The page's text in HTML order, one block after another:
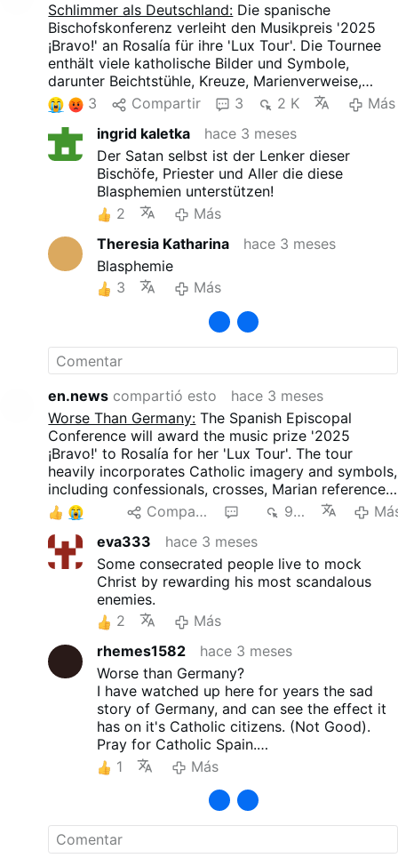
Schlimmer als Deutschland: Die spanische
Bischofskonferenz verleiht den Musikpreis '2025
¡Bravo!' an Rosalía für ihre 'Lux Tour'. Die Tournee
enthält viele katholische Bilder und Symbole,
darunter Beichtstühle, Kreuze, Marienverweise,
Prozessionen und eine Bühnenversion des riesigen
Weihrauchfasses von Santiago de Compostela.
Diese Elemente werden mit Nachtclub-Ästhetik,
sexueller Provokation und Neuinterpretationen
religiöser Themen kombiniert.
3 Compartir 3 2 K
Más
ingrid kaletka
hace 3 meses
Der Satan selbst ist der Lenker dieser
Bischöfe, Priester und Aller die diese
Blasphemien unterstützen!
2
Más
Theresia Katharina
hace 3 meses
Blasphemie
3
Más
en.news compartió esto
hace 3 meses
Worse Than Germany: The Spanish Episcopal
Conference will award the music prize '2025
¡Bravo!' to Rosalía for her 'Lux Tour'. The tour
heavily incorporates Catholic imagery and symbols,
including confessionals, crosses, Marian references,
processions, and a stage version of the huge
incense burner from Santiago de Compostela.
These elements are combined with nightclub
aesthetics, sexual provocation, and
reinterpretations of religious themes.
Compartir 979
eva333
hace 3 meses
Some consecrated people live to mock
Christ by rewarding his most scandalous
enemies.
2
Más
rhemes1582
hace 3 meses
Worse than Germany?
I have watched up here for years the sad
story of Germany, and can see the effect it
has on it's Catholic citizens. (Not Good).
Pray for Catholic Spain.
St. James pray for us.
1 Más